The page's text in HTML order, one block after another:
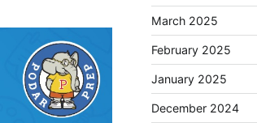
March 2025
February 2025
January 2025
December 2024